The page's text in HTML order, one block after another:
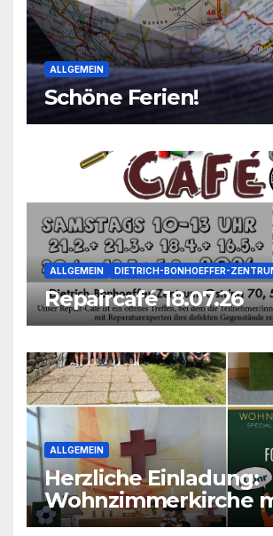
ALLGEMEIN
Schöne Ferien!
ALLGEMEIN DIETRICH-BONHOEFFER-
Repaircafé 18.07.26
ALLGEMEIN
Herzliche Einladung:
Wohnzimmerkirche
unseren Konfis